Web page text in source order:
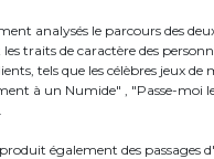
analysés le parcours des
traits de caractère des
tels que les célèbres jeux
à un Numide" , "Passe-moi le
également des passages